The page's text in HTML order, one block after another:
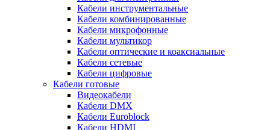
Кабели инструментальные
Кабели комбинированные
Кабели микрофонные
Кабели мультикор
Кабели оптические и коаксиальные
Кабели сетевые
Кабели цифровые
Кабели готовые
Видеокабели
Кабели DMX
Кабели Euroblock
Кабели HDMI